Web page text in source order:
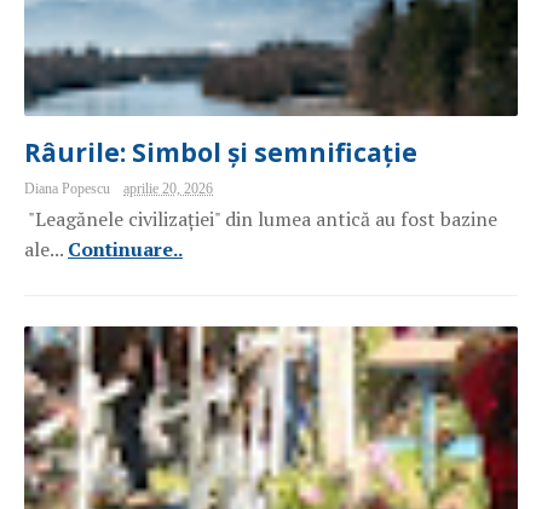
Râurile: Simbol și semnificație
Diana Popescu aprilie 20, 2026
"Leagănele civilizației" din lumea antică au fost bazine
ale... Continuare..